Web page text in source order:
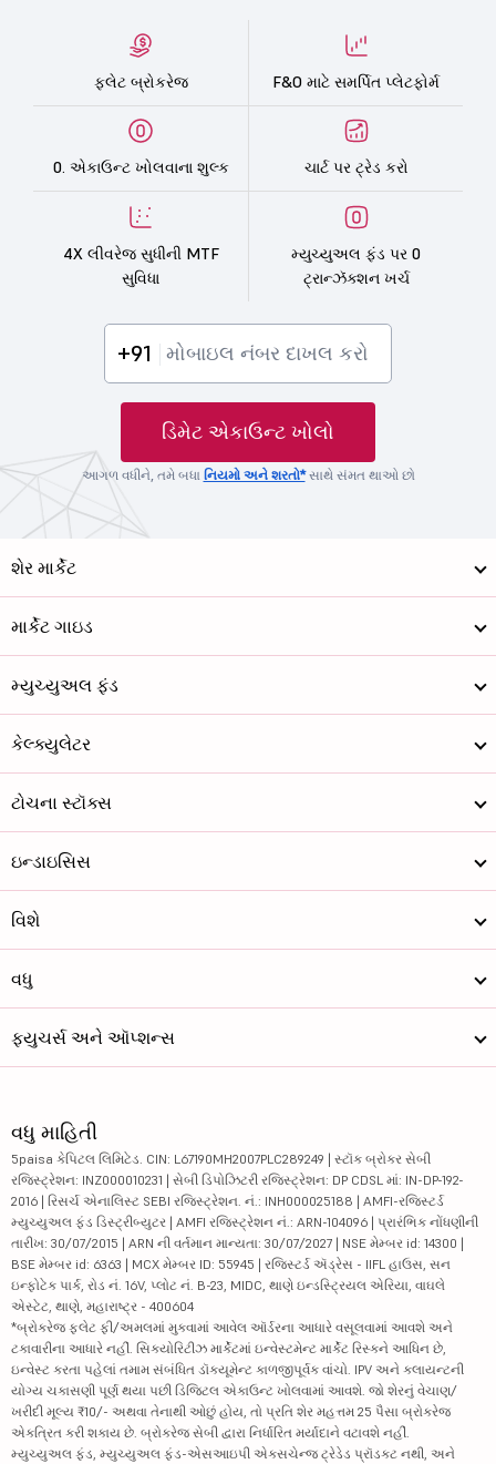
ફ્લેટ બ્રોકરેજ F&O માટે સમર્પિત પ્લેટફોર્મ
0. એકાઉન્ટ ખોલવાના શુલ્ક ચાર્ટ પર ટ્રેડ કરો
4X લીવરેજ સુધીની MTF
સુવિધા
મ્યુચ્યુઅલ ફંડ પર 0
ટ્રાન્ઝૅક્શન ખર્ચ
+91
ડિમેટ એકાઉન્ટ ખોલો
આગળ વધીને, તમે બધા નિયમો અને શરતો*સાથે સંમત થાઓ છો
શેર માર્કેટ
માર્કેટ ગાઇડ
મ્યુચ્યુઅલ ફંડ
કેલ્ક્યુલેટર
ટોચના સ્ટૉક્સ
ઇન્ડાઇસિસ
વિશે
વધુ
ફ્યુચર્સ અને ઑપ્શન્સ
વધુ માહિતી
5paisa કેપિટલ લિમિટેડ. CIN: L67190MH2007PLC289249 | સ્ટૉક બ્રોકર સેબી
રજિસ્ટ્રેશન: INZ000010231 | સેબી ડિપોઝિટરી રજિસ્ટ્રેશન: DP CDSL માં: IN-DP-192-
2016 | રિસર્ચ એનાલિસ્ટ SEBI રજિસ્ટ્રેશન. નં.: INH000025188 | AMFI-રજિસ્ટર્ડ
મ્યુચ્યુઅલ ફંડ ડિસ્ટ્રીબ્યુટર | AMFI રજિસ્ટ્રેશન નં.: ARN-104096 | પ્રારંભિક નોંધણીની
તારીખ: 30/07/2015 | ARN ની વર્તમાન માન્યતા: 30/07/2027 | NSE મેમ્બર id: 14300 |
BSE મેમ્બર id: 6363 | MCX મેમ્બર ID: 55945 | રજિસ્ટર્ડ ઍડ્રેસ - IIFL હાઉસ, સન
ઇન્ફોટેક પાર્ક, રોડ નં. 16V, પ્લોટ નં. B-23, MIDC, થાણે ઇન્ડસ્ટ્રિયલ એરિયા, વાઘલે
એસ્ટેટ, થાણે, મહારાષ્ટ્ર - 400604
*બ્રોકરેજ ફ્લેટ ફી/અમલમાં મુકવામાં આવેલ ઑર્ડરના આધારે વસૂલવામાં આવશે અને
ટકાવારીના આધારે નહીં. સિક્યોરિટીઝ માર્કેટમાં ઇન્વેસ્ટમેન્ટ માર્કેટ રિસ્કને આધિન છે,
ઇન્વેસ્ટ કરતા પહેલાં તમામ સંબંધિત ડૉક્યૂમેન્ટ કાળજીપૂર્વક વાંચો. IPV અને ક્લાયન્ટની
યોગ્ય ચકાસણી પૂર્ણ થયા પછી ડિજિટલ એકાઉન્ટ ખોલવામાં આવશે. જો શેરનું વેચાણ/
ખરીદી મૂલ્ય ₹10/- અથવા તેનાથી ઓછું હોય, તો પ્રતિ શેર મહત્તમ 25 પૈસા બ્રોકરેજ
એકત્રિત કરી શકાય છે. બ્રોકરેજ સેબી દ્વારા નિર્ધારિત મર્યાદાને વટાવશે નહીં.
મ્યુચ્યુઅલ ફંડ, મ્યુચ્યુઅલ ફંડ-એસઆઇપી એક્સચેન્જ ટ્રેડેડ પ્રૉડક્ટ નથી, અને